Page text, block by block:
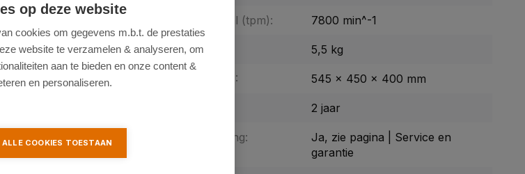
1 review
0 reviews
0 reviews
0 reviews
Onbelast toerental (tpm): 7800 min^-1
Gewicht: 5,5 kg
Afmeting (LxBxH): 545 x 450 x 400 mm
2 jaar
Garantie-verlenging:
Ja, zie pagina | Service en
garantie
op deze website
cookies om gegevens m.b.t. de prestaties
website te verzamelen & analyseren, om
aan te bieden en onze content &
en personaliseren.
ALLE COOKIES TOESTAAN